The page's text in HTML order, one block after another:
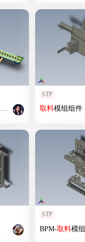
新能源汽车水泵转子自
动上料输送 线
STP
取料模组组件
STP
BPM-取料模组